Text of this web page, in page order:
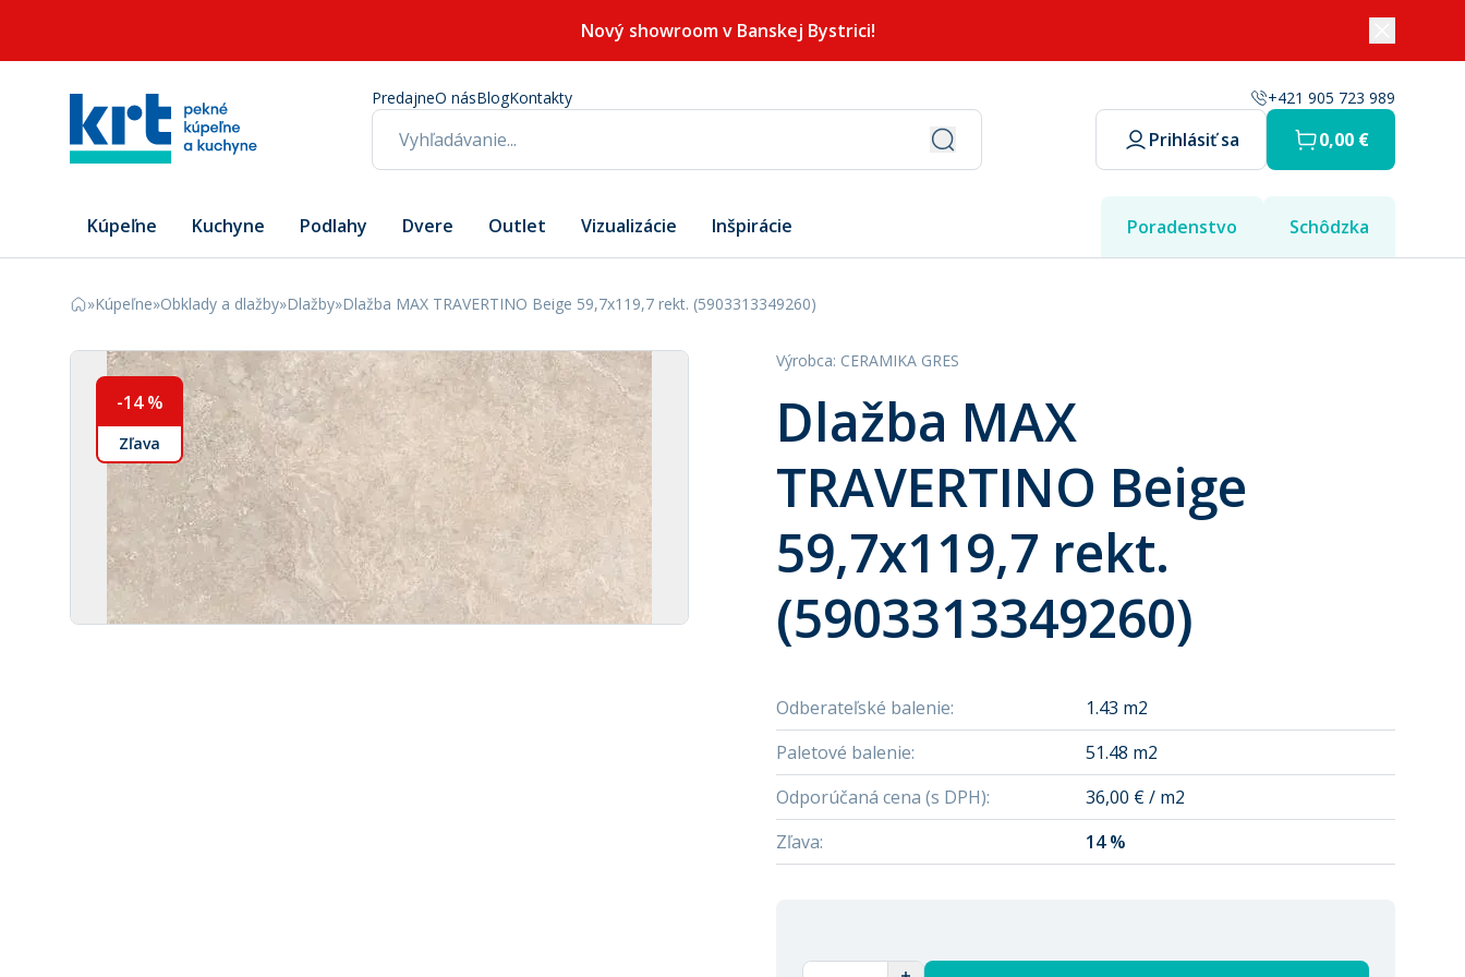
Nový showroom v Banskej Bystrici!
PredajneO násBlogKontakty +421 905 723 989
Prihlásiť sa 0,00 €
Kúpeľne Kuchyne Podlahy Dvere Outlet Vizualizácie Inšpirácie Poradenstvo Schôdzka
»Kúpeľne»Obklady a dlažby»Dlažby»Dlažba MAX TRAVERTINO Beige 59,7x119,7 rekt. (5903313349260)
-14%
Zľava
Výrobca: CERAMIKA GRES
Dlažba MAX
TRAVERTINO Beige
59,7x119,7 rekt.
(5903313349260)
Odberateľské balenie:
1.43 m2
Paletové balenie:
51.48 m2
Odporúčaná cena (s DPH):
36,00 € / m2
Zľava: 14 %